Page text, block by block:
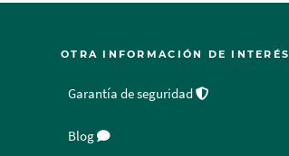
OTRA INFORMACIÓN DE INTERÉS
Garantía de seguridad
Blog